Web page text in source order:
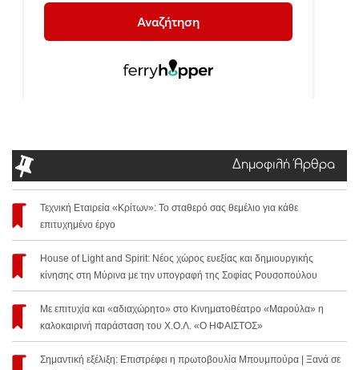
Δημοφιλή Άρθρα
Τεχνική Εταιρεία «Κρίτων»: Το σταθερό σας θεμέλιο για κάθε
επιτυχημένο έργο
House of Light and Spirit: Νέος χώρος ευεξίας και δημιουργικής
κίνησης στη Μύρινα με την υπογραφή της Σοφίας Ρουσοπούλου
Με επιτυχία και «αδιαχώρητο» στο Κινηματοθέατρο «Μαρούλα» η
καλοκαιρινή παράσταση του Χ.Ο.Λ. «Ο ΗΦΑΙΣΤΟΣ»
Σημαντική εξέλιξη: Επιστρέφει η πρωτοβουλία Μπουμπούρα | Ξανά σε